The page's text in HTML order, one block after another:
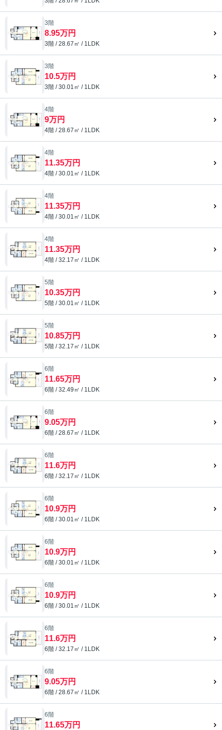
3階
8.95万円
3階 / 28.67㎡ / 1LDK
3階
10.5万円
3階 / 30.01㎡ / 1LDK
4階
9万円
4階 / 28.67㎡ / 1LDK
4階
11.35万円
4階 / 30.01㎡ / 1LDK
4階
11.35万円
4階 / 30.01㎡ / 1LDK
4階
11.35万円
4階 / 32.17㎡ / 1LDK
5階
10.35万円
5階 / 30.01㎡ / 1LDK
5階
10.85万円
5階 / 32.17㎡ / 1LDK
6階
11.65万円
6階 / 32.49㎡ / 1LDK
6階
9.05万円
6階 / 28.67㎡ / 1LDK
6階
11.6万円
6階 / 32.17㎡ / 1LDK
6階
10.9万円
6階 / 30.01㎡ / 1LDK
6階
10.9万円
6階 / 30.01㎡ / 1LDK
6階
10.9万円
6階 / 30.01㎡ / 1LDK
6階
11.6万円
6階 / 32.17㎡ / 1LDK
6階
9.05万円
6階 / 28.67㎡ / 1LDK
6階
11.65万円